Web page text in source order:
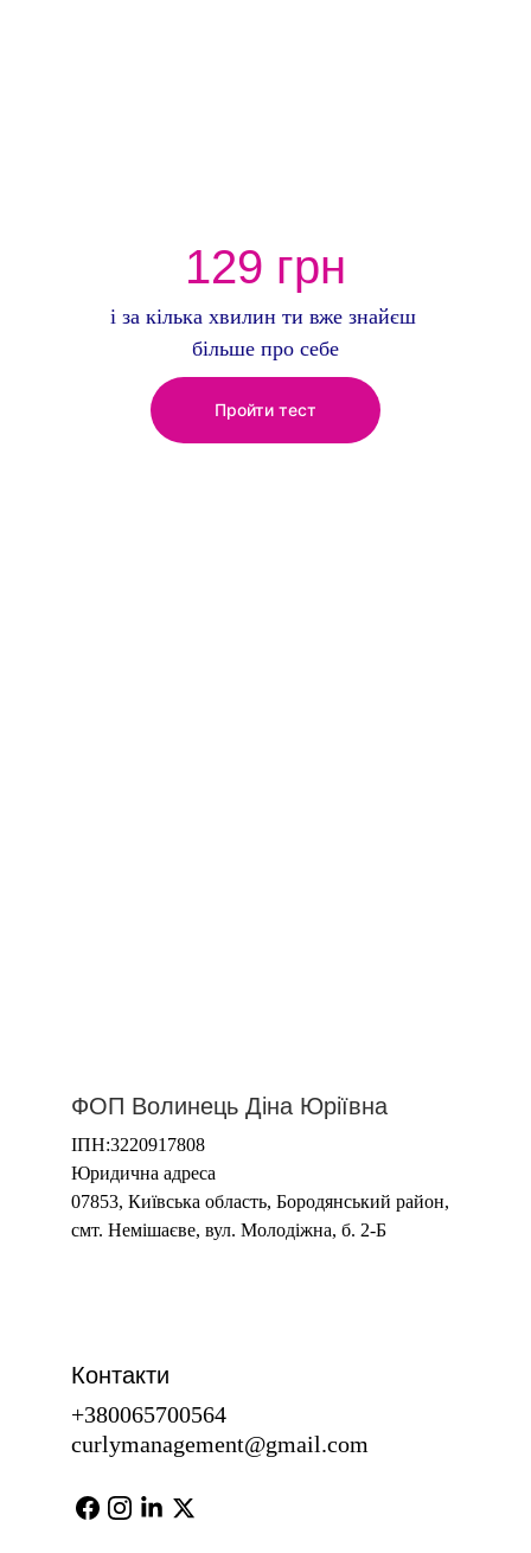
129 грн
і за кілька хвилин ти вже знайєш
більше про себе
Пройти тест
ФОП Волинець Діна Юріївна
ІПН:3220917808
Юридична адреса
07853, Київська область, Бородянський район,
смт. Немішаєве, вул. Молодіжна, б. 2-Б
Контакти
+380065700564
curlymanagement@gmail.com